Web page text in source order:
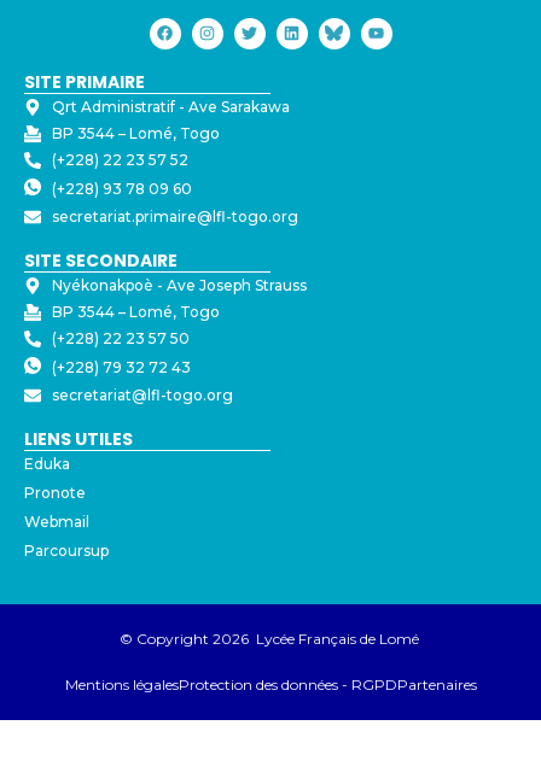
SITE PRIMAIRE
Qrt Administratif - ⁠Ave Sarakawa
BP 3544 – Lomé, Togo
(+228) 22 23 57 52
(+228) 93 78 09 60
secretariat.primaire@lfl-togo.org
SITE SECONDAIRE
Nyékonakpoè - ⁠Ave Joseph Strauss
BP 3544 – Lomé, Togo
(+228) 22 23 57 50
(+228) 79 32 72 43
secretariat@lfl-togo.org
LIENS UTILES
Eduka
Pronote
Webmail
Parcoursup
© Copyright 2026 Lycée Français de Lomé
Mentions légalesProtection des données - RGPDPartenaires